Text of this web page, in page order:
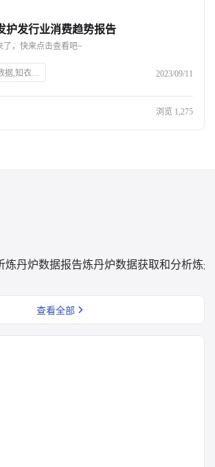
护发行业消费趋势报告
了，快来点击查看吧~
AI科技,服装AI大数据,知衣科技,头皮护理,防脱生发,美发护发行业,消费趋势,高端头皮精油,洗发水功效,消费者安全,中草药防脱,丰盈蓬松,免洗喷雾,Spes诗裴丝 2023/09/11
浏览 1,275
炼丹炉数据报告炼丹炉数据获取和分析炼
查看全部